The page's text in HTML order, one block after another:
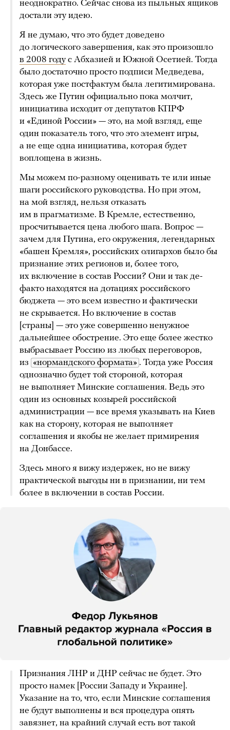
неоднократно. Сейчас снова из пыльных ящиков
достали эту идею.
Я не думаю, что это будет доведено
до логического завершения, как это произошло
в 2008 годус Абхазией и Южной Осетией. Тогда
было достаточно просто подписи Медведева,
которая уже постфактум была легитимирована.
Здесь же Путин официально пока молчит,
инициатива исходит от депутатов КПРФ
и «Единой России» — это, на мой взгляд, еще
один показатель того, что это элемент игры,
а не еще одна инициатива, которая будет
воплощена в жизнь.
Мы можем по-разному оценивать те или иные
шаги российского руководства. Но при этом,
на мой взгляд, нельзя отказать
им в прагматизме. В Кремле, естественно,
просчитывается цена любого шага. Вопрос —
зачем для Путина, его окружения, легендарных
«башен Кремля», российских олигархов было бы
признание этих регионов и, более того,
их включение в состав России? Они и так де-
факто находятся на дотациях российского
бюджета — это всем известно и фактически
не скрывается. Но включение в состав
[страны] — это уже совершенно ненужное
дальнейшее обострение. Это еще более жестко
выбрасывает Россию из любых переговоров,
из «нормандского формата» . Тогда уже Россия
однозначно будет той стороной, которая
не выполняет Минские соглашения. Ведь это
один из основных козырей российской
администрации — все время указывать на Киев
как на сторону, которая не выполняет
соглашения и якобы не желает примирения
на Донбассе.
Здесь много я вижу издержек, но не вижу
практической выгоды ни в признании, ни тем
более в включении в состав России.
Признания ЛНР и ДНР сейчас не будет. Это
просто намек [России Западу и Украине].
Указание на то, что, если Минские соглашения
не будут выполнены и вся процедура опять
завязнет, на крайний случай есть вот такой